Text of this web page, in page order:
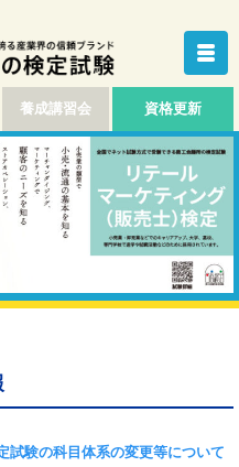
養成講習会 資格更新
試験の科目体系の変更等について